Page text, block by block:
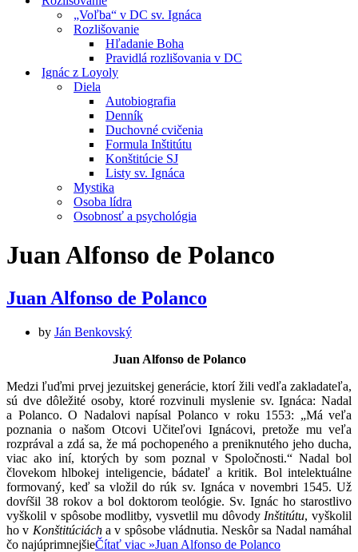
„Voľba“ v DC sv. Ignáca
Rozlišovanie
Hľadanie Boha
Pravidlá rozlišovania v DC
Ignác z Loyoly
Diela
Autobiografia
Denník
Duchovné cvičenia
Formula Inštitútu
Konštitúcie SJ
Listy sv. Ignáca
Mystika
Osoba lídra
Osobnosť a psychológia
Juan Alfonso de Polanco
Juan Alfonso de Polanco
by Ján Benkovský
Juan Alfonso de Polanco
Medzi ľuďmi prvej jezuitskej generácie, ktorí žili vedľa zakladateľa,
sú dve dôležité osoby, ktoré rozvinuli myslenie sv. Ignáca: Nadal
a Polanco. O Nadalovi napísal Polanco v roku 1553: „Má veľa
poznania o našom Otcovi Učiteľovi Ignácovi, pretože mu veľa
rozprával a zdá sa, že má pochopeného a preniknutého jeho ducha,
viac ako iní, ktorých by som poznal v Spoločnosti.“ Nadal bol
človekom hlbokej inteligencie, bádateľ a kritik. Bol intelektuálne
formovaný, keď sa vložil do rúk sv. Ignáca v novembri 1545. Už
dovŕšil 38 rokov a bol doktorom teológie. Sv. Ignác ho starostlivo
vyškolil v spôsobe modlitby, vysvetlil mu dôvody Inštitútu, vyškolil
ho v Konštitúciácha v spôsobe vládnutia. Neskôr sa Nadal namáhal
čo najúprimnejšieČítať viac »Juan Alfonso de Polanco